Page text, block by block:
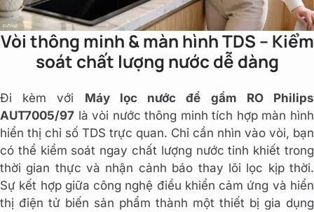
Vòi thông minh & màn hình TDS – Kiểm
soát chất lượng nước dễ dàng
Đi kèm với Máy lọc nước để gầm RO Philips
AUT7005/97 là vòi nước thông minh tích hợp màn hình
hiển thị chỉ số TDS trực quan. Chỉ cần nhìn vào vòi, bạn
có thể kiểm soát ngay chất lượng nước tinh khiết trong
thời gian thực và nhận cảnh báo thay lõi lọc kịp thời.
Sự kết hợp giữa công nghệ điều khiển cảm ứng và hiển
thị điện tử biến sản phẩm thành một thiết bị gia dụng